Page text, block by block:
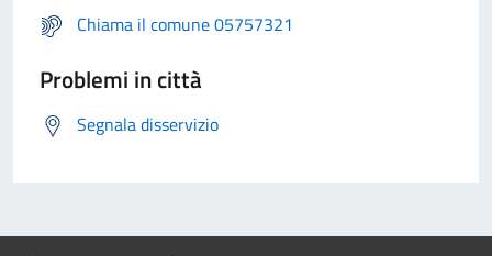
Chiama il comune 05757321
Problemi in città
Segnala disservizio